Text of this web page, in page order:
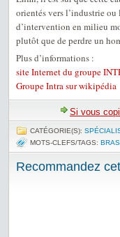
orientés vers l’industrie ou
d’intervention en milieu
plutôt que de perdre un
Plus d’informations :
site Internet du groupe
Groupe Intra sur wikipédia
Si vous
CATÉGORIE(S):
MOTS-CLEFS/TAGS:
Recommandez